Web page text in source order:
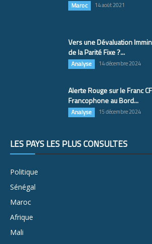
Maroc 14 août 2021
Vers une Dévaluation
de la Parité Fixe ?...
Analyse 14 décembre 2024
Alerte Rouge sur le Franc
Francophone au Bord...
Analyse 15 décembre 2024
LES PAYS LES PLUS CONSULTÉS
Politique
Sénégal
Maroc
Afrique
Mali